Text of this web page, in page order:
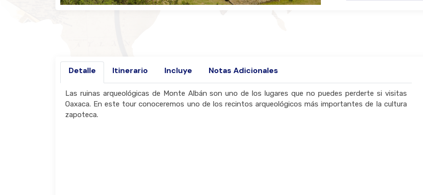
Detalle Itinerario Incluye Notas Adicionales
Las ruinas arqueológicas de Monte Albán son uno de los lugares que no puedes perderte si visitas
Oaxaca. En este tour conoceremos uno de los recintos arqueológicos más importantes de la cultura
zapoteca.